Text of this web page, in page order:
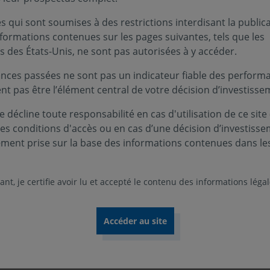
standards minimaux plus ou moins contraignants en
significativement engageante : les critères
(catégorie 1),
engageante (communication réduite) (catégorie 2),
standards des communications centrales ou réduites
avec les exigences de cette Doctrine ; chacun des
extra-financières possibles.
10 mars 2021, du Règlement européen (UE) 2019/2088,
Disclosure » destiné à encadrer la « publication
» a, dans la complémentarité de la Doctrine AMF,
extra-financière axées cette fois sur les facteurs
de nos OPC. Ainsi, une distinction a été faite entre
qui sont soumises à des restrictions interdisant la
contenues sur les pages suivantes, tels que les
des États-Unis, ne sont pas autorisées à y accéder.
passées ne sont pas un indicateur fiable des
pas être l’élément central de votre décision
décline toute responsabilité en cas d'utilisation de ce
conditions d'accès ou en cas d’une décision
prise sur la base des informations contenues dans
je certifie avoir lu et accepté le contenu des informations